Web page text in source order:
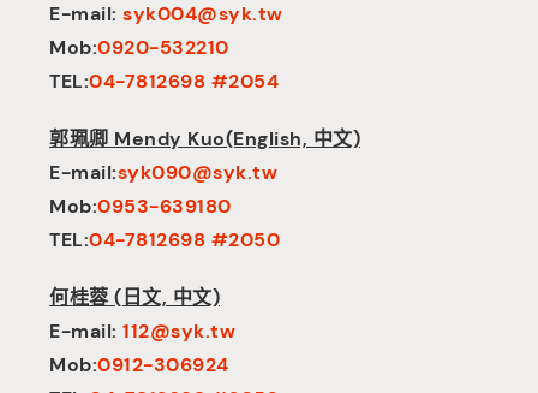
E-mail: syk004@syk.tw
Mob:0920-532210
TEL:04-7812698 #2054
郭珮卿 Mendy Kuo(English, 中文)
E-mail:syk090@syk.tw
Mob:0953-639180
TEL:04-7812698 #2050
何桂蓉 (日文, 中文)
E-mail: 112@syk.tw
Mob:0912-306924